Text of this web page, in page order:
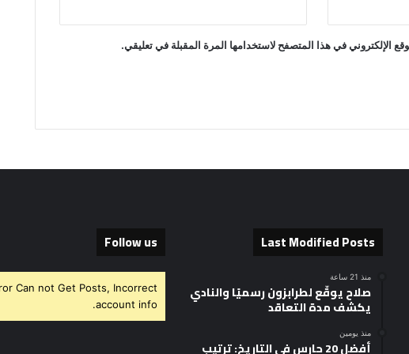
الإلكتروني في هذا المتصفح لاستخدامها المرة المقبلة في تعليقي.
Last Modified Posts
منذ 21 ساعة
صلاح يوقّع لطرابزون رسميًا والنادي
يكشف مدة التعاقد
منذ يومين
أفضل 20 حارس في التاريخ: ترتيب
Follow us
Can not Get Posts, Incorrect
account info.